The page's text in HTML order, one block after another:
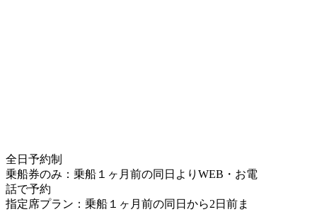
全日予約制
乗船券のみ：乗船１ヶ月前の同日よりWEB・お電
話で予約
指定席プラン：乗船１ヶ月前の同日から2日前ま